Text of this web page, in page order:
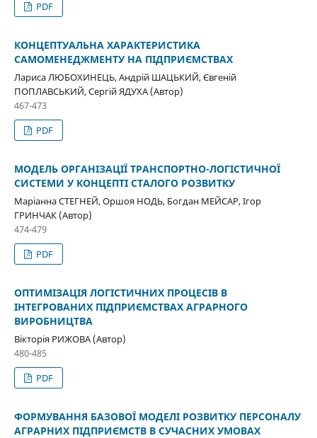
PDF
КОНЦЕПТУАЛЬНА ХАРАКТЕРИСТИКА
САМОМЕНЕДЖМЕНТУ НА ПІДПРИЄМСТВАХ
Лариса ЛЮБОХИНЕЦЬ, Андрій ШАЦЬКИЙ, Євгеній
ПОПЛАВСЬКИЙ, Сергій ЯДУХА (Автор)
467-473
PDF
МОДЕЛЬ ОРГАНІЗАЦІЇ ТРАНСПОРТНО-ЛОГІСТИЧНОЇ
СИСТЕМИ У КОНЦЕПТІ СТАЛОГО РОЗВИТКУ
Маріанна СТЕГНЕЙ, Оршоя НОДЬ, Богдан МЕЙСАР, Ігор
ГРИНЧАК (Автор)
474-479
PDF
ОПТИМІЗАЦІЯ ЛОГІСТИЧНИХ ПРОЦЕСІВ В
ІНТЕГРОВАНИХ ПІДПРИЄМСТВАХ АГРАРНОГО
ВИРОБНИЦТВА
Вікторія РИЖОВА (Автор)
480-485
PDF
ФОРМУВАННЯ БАЗОВОЇ МОДЕЛІ РОЗВИТКУ ПЕРСОНАЛУ
АГРАРНИХ ПІДПРИЄМСТВ В СУЧАСНИХ УМОВАХ